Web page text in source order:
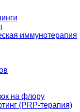
иммунотерапия
на флору
(PRP-терапия)